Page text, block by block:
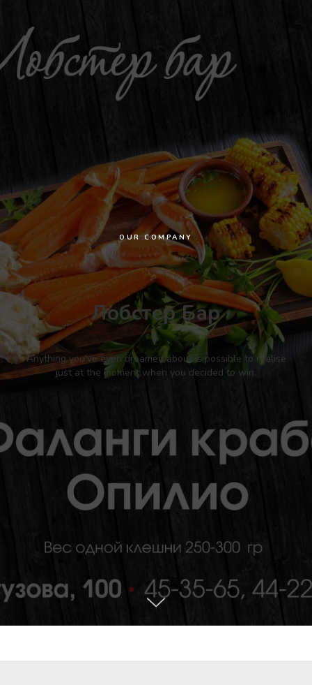
OUR COMPANY
Лобстер Бар
Anything you've even dreamed about is possible to realise
just at the moment when you decided to win.